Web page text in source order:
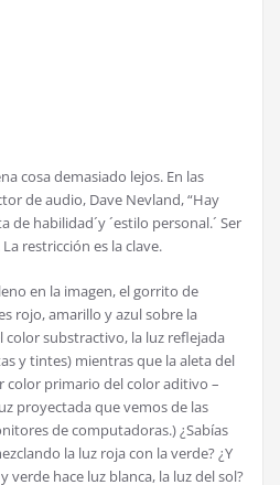
cosa demasiado lejos. En las
de audio, Dave Nevland, “Hay
de habilidad´y´estilo personal.´ Ser
restricción es la clave.
en la imagen, el gorrito de
rojo, amarillo y azul sobre la
substractivo, la luz reflejada
y tintes) mientras que la aleta del
color primario del color aditivo –
proyectada que vemos de las
de computadoras.)¿Sabías
la luz roja con la verde? ¿Y
verde hace luz blanca, la luz del sol?